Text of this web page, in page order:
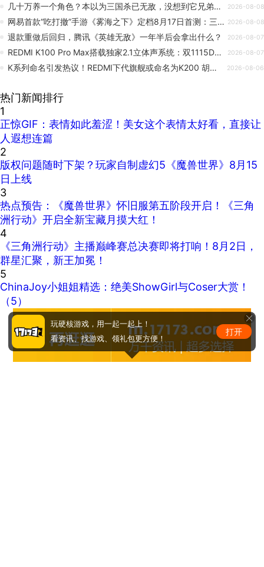
几十万养一个角色？本以为三国杀已无敌，没想到它兄弟更是“高手”！ 2026-08-08
网易首款“吃打撤”手游《雾海之下》定档8月17日首测：三人小队狩猎魔物搜宝撤离 2026-08-08
退款重做后回归，腾讯《英雄无敌》一年半后会拿出什么？ 2026-08-07
REDMI K100 Pro Max搭载独家2.1立体声系统：双1115D+1620低音炮 2026-08-07
K系列命名引发热议！REDMI下代旗舰或命名为K200 胡馨心：K110有点怪 2026-08-06
热门新闻排行
1
正惊GIF：表情如此羞涩！美女这个表情太好看，直接让
人遐想连篇
2
版权问题随时下架？玩家自制虚幻5《魔兽世界》8月15
日上线
3
热点预告：《魔兽世界》怀旧服第五阶段开启！《三角
洲行动》开启全新宝藏月摸大红！
4
《三角洲行动》主播巅峰赛总决赛即将打响！8月2日，
群星汇聚，新王加冕！
5
ChinaJoy小姐姐精选：绝美ShowGirl与Coser大赏！
（5）
玩硬核游戏，用一起一起上！
看资讯、找游戏、领礼包更方便！
打开